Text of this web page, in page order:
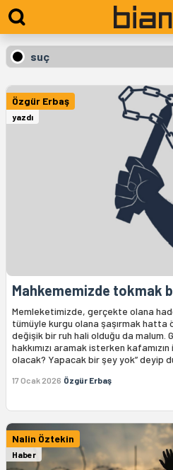
suç
Özgür Erbaş
yazdı
Mahkememizde tokmak
Memleketimizde, gerçekte olana
tümüyle kurgu olana şaşırmak hatta
değişik bir ruh hali olduğu da malum.
hakkımızı aramak isterken
olacak? Yapacak bir şey yok” deyip
17 Ocak 2026 Özgür Erbaş
Nalin Öztekin
Haber